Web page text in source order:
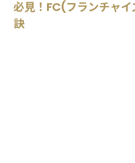
必見！FC(フランチャ
訣